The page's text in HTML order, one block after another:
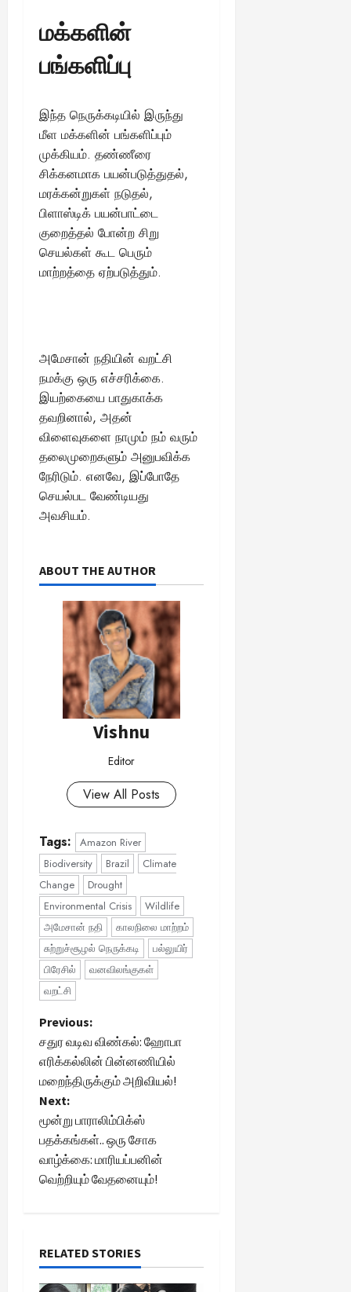
மக்களின்
பங்களிப்பு
இந்த நெருக்கடியில் இருந்து
மீள மக்களின் பங்களிப்பும்
முக்கியம். தண்ணீரை
சிக்கனமாக பயன்படுத்துதல்,
மரக்கன்றுகள் நடுதல்,
பிளாஸ்டிக் பயன்பாட்டை
குறைத்தல் போன்ற சிறு
செயல்கள் கூட பெரும்
மாற்றத்தை ஏற்படுத்தும்.
அமேசான் நதியின் வறட்சி
நமக்கு ஒரு எச்சரிக்கை.
இயற்கையை பாதுகாக்க
தவறினால், அதன்
விளைவுகளை நாமும் நம் வரும்
தலைமுறைகளும் அனுபவிக்க
நேரிடும். எனவே, இப்போதே
செயல்பட வேண்டியது
அவசியம்.
ABOUT THE AUTHOR
Vishnu
Editor
View All Posts
Tags:
Amazon River
Biodiversity
Brazil
Climate
Change
Drought
Environmental Crisis
Wildlife
அமேசான் நதி
காலநிலை மாற்றம்
சுற்றுச்சூழல் நெருக்கடி
பல்லுயிர்
பிரேசில்
வனவிலங்குகள்
வறட்சி
P
o
s
t
n
a
i
Previous:
சதுர வடிவ விண்கல்: ஹோபா
எரிக்கல்லின் பின்னணியில்
மறைந்திருக்கும் அறிவியல்!
Next:
மூன்று பாராலிம்பிக்ஸ்
பதக்கங்கள்.. ஒரு சோக
வாழ்க்கை: மாரியப்பனின்
வெற்றியும் வேதனையும்!
RELATED STORIES